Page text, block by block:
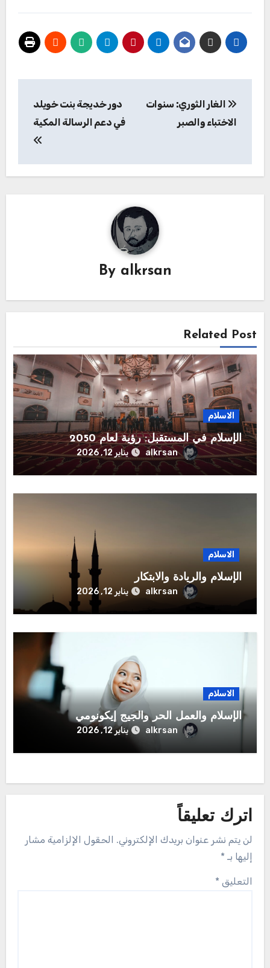
المقالات
الغار الثوري: سنوات
الاختباء والصبر
دور خديجة بنت خويلد
في دعم الرسالة المكية
By alkrsan
Related Post
الاسلام
الإسلام في المستقبل: رؤية لعام 2050
alkrsan يناير 12, 2026
الاسلام
الإسلام والريادة والابتكار
alkrsan يناير 12, 2026
الاسلام
الإسلام والعمل الحر والجيج إيكونومي
alkrsan يناير 12, 2026
اترك تعليقاً
لن يتم نشر عنوان بريدك الإلكتروني.
الحقول الإلزامية مشار
إليها بـ *
التعليق *